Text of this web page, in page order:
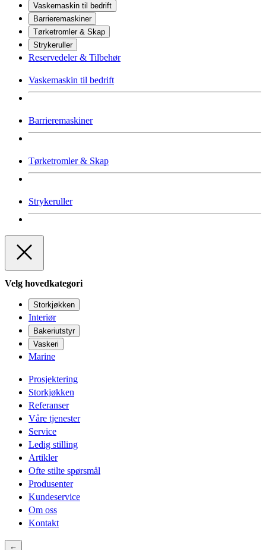
Vaskemaskin til bedrift
Barrieremaskiner
Tørketromler & Skap
Strykeruller
Reservedeler & Tilbehør
Vaskemaskin til bedrift
Barrieremaskiner
Tørketromler & Skap
Strykeruller
Velg hovedkategori
Storkjøkken
Interiør
Bakeriutstyr
Vaskeri
Marine
Prosjektering
Storkjøkken
Referanser
Våre tjenester
Service
Ledig stilling
Artikler
Ofte stilte spørsmål
Produsenter
Kundeservice
Om oss
Kontakt
←